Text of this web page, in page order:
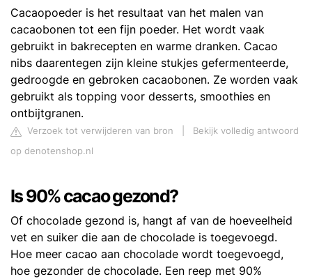
Cacaopoeder is het resultaat van het malen van
cacaobonen tot een fijn poeder. Het wordt vaak
gebruikt in bakrecepten en warme dranken. Cacao
nibs daarentegen zijn kleine stukjes gefermenteerde,
gedroogde en gebroken cacaobonen. Ze worden vaak
gebruikt als topping voor desserts, smoothies en
ontbijtgranen.
Verzoek tot verwijderen van bron
Bekijk volledig antwoord
op denotenshop.nl
Is 90% cacao gezond?
Of chocolade gezond is, hangt af van de hoeveelheid
vet en suiker die aan de chocolade is toegevoegd.
Hoe meer cacao aan chocolade wordt toegevoegd,
hoe gezonder de chocolade. Een reep met 90%